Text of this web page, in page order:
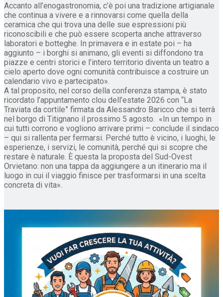
Accanto all’enogastronomia, c’è poi una tradizione artigianale
che continua a vivere e a rinnovarsi come quella della
ceramica che qui trova una delle sue espressioni più
riconoscibili e che può essere scoperta anche attraverso
laboratori e botteghe. In primavera e in estate poi – ha
aggiunto – i borghi si animano, gli eventi si diffondono tra
piazze e centri storici e l’intero territorio diventa un teatro a
cielo aperto dove ogni comunità contribuisce a costruire un
calendario vivo e partecipato».
A tal proposito, nel corso della conferenza stampa, è stato
ricordato l’appuntamento clou dell’estate 2026 con “La
Traviata da cortile” firmata da Alessandro Baricco che si terrà
nel borgo di Titignano il prossimo 5 agosto. «In un tempo in
cui tutti corrono e vogliono arrivare primi – conclude il sindaco
– qui si rallenta per fermarsi. Perché tutto è vicino, i luoghi, le
esperienze, i servizi, le comunità, perché qui si scopre che
restare è naturale. È questa la proposta del Sud-Ovest
Orvietano: non una tappa da aggiungere a un itinerario ma il
luogo in cui il viaggio finisce per trasformarsi in una scelta
concreta di vita».